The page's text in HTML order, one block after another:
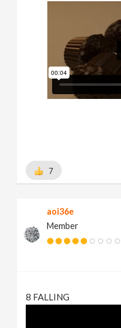
7
aoi36e
Member
8 FALLING